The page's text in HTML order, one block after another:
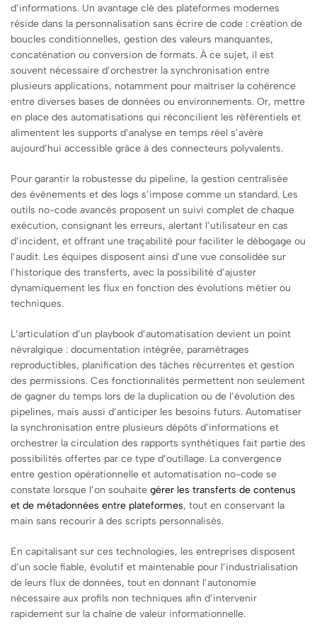
d’informations. Un avantage clé des plateformes modernes
réside dans la personnalisation sans écrire de code : création de
boucles conditionnelles, gestion des valeurs manquantes,
concaténation ou conversion de formats. À ce sujet, il est
souvent nécessaire d’orchestrer la synchronisation entre
plusieurs applications, notamment pour maîtriser la cohérence
entre diverses bases de données ou environnements. Or, mettre
en place des automatisations qui réconcilient les référentiels et
alimentent les supports d’analyse en temps réel s’avère
aujourd’hui accessible grâce à des connecteurs polyvalents.
Pour garantir la robustesse du pipeline, la gestion centralisée
des événements et des logs s’impose comme un standard. Les
outils no-code avancés proposent un suivi complet de chaque
exécution, consignant les erreurs, alertant l’utilisateur en cas
d’incident, et offrant une traçabilité pour faciliter le débogage ou
l’audit. Les équipes disposent ainsi d’une vue consolidée sur
l’historique des transferts, avec la possibilité d’ajuster
dynamiquement les flux en fonction des évolutions métier ou
techniques.
L’articulation d’un playbook d’automatisation devient un point
névralgique : documentation intégrée, paramétrages
reproductibles, planification des tâches récurrentes et gestion
des permissions. Ces fonctionnalités permettent non seulement
de gagner du temps lors de la duplication ou de l’évolution des
pipelines, mais aussi d’anticiper les besoins futurs. Automatiser
la synchronisation entre plusieurs dépôts d’informations et
orchestrer la circulation des rapports synthétiques fait partie des
possibilités offertes par ce type d’outillage. La convergence
entre gestion opérationnelle et automatisation no-code se
constate lorsque l’on souhaite gérer les transferts de contenus
et de métadonnées entre plateformes, tout en conservant la
main sans recourir à des scripts personnalisés.
En capitalisant sur ces technologies, les entreprises disposent
d’un socle fiable, évolutif et maintenable pour l’industrialisation
de leurs flux de données, tout en donnant l’autonomie
nécessaire aux profils non techniques afin d’intervenir
rapidement sur la chaîne de valeur informationnelle.